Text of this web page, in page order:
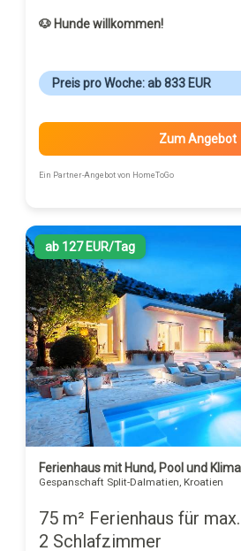
🐶 Hunde willkommen!
Preis pro Woche: ab 833 EUR
Zum Angebot
Ein Partner-Angebot von HomeToGo
ab 127 EUR/Tag
Ferienhaus mit Hund, Pool und
Gespanschaft Split-Dalmatien, Kroatien
75 m² Ferienhaus für
2 Schlafzimmer